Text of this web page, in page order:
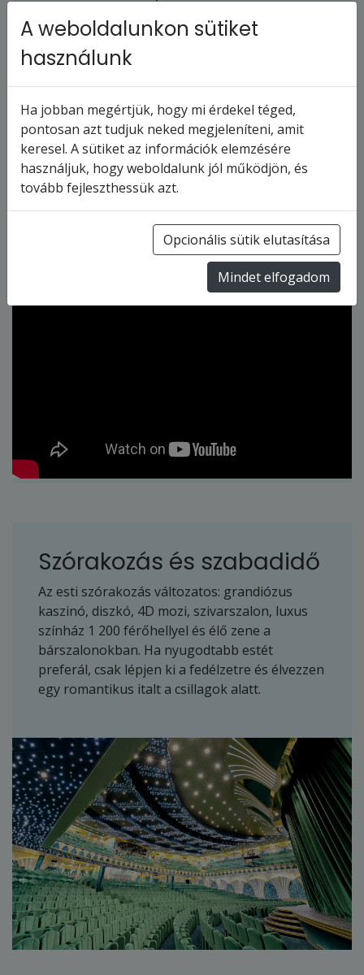
lenne!
Készüljön fel, hogy belemerüljön az egyik
medencénkbe, élvezze a tematikus estéket,
kóstolja meg finomságainkat az egyik
csodálatos éttermünkben, és még sok más!
Szórakozás és szabadidő
Az esti szórakozás változatos: grandiózus
kaszinó, diszkó, 4D mozi, szivarszalon, luxus
színház 1 200 férőhellyel és élő zene a
bárszalonokban. Ha nyugodtabb estét
preferál, csak lépjen ki a fedélzetre és élvezzen
egy romantikus italt a csillagok alatt.
A weboldalunkon sütiket
használunk
Ha jobban megértjük, hogy mi érdekel téged,
pontosan azt tudjuk neked megjeleníteni, amit
keresel. A sütiket az információk elemzésére
használjuk, hogy weboldalunk jól működjön, és
tovább fejleszthessük azt.
Opcionális sütik elutasítása
Mindet elfogadom